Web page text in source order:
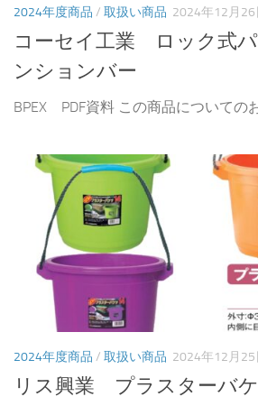
2024年度商品 / 取扱い商品 2024年12月26
コーセイ工業 ロック式
ンションバー
BPEX PDF資料 この商品についての
2024年度商品 / 取扱い商品 2024年12月25
リス興業 プラスターバ